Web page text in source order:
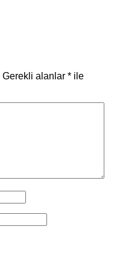
Gerekli alanlar * ile